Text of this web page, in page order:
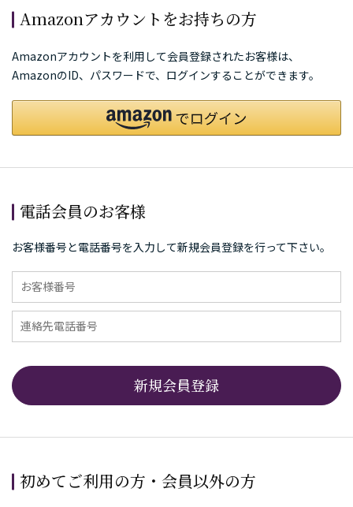
Amazonアカウントをお持ちの方
Amazonアカウントを利用して会員登録されたお客様は、
AmazonのID、パスワードで、ログインすることができます。
電話会員のお客様
お客様番号と電話番号を入力して新規会員登録を行って下さい。
初めてご利用の方・会員以外の方